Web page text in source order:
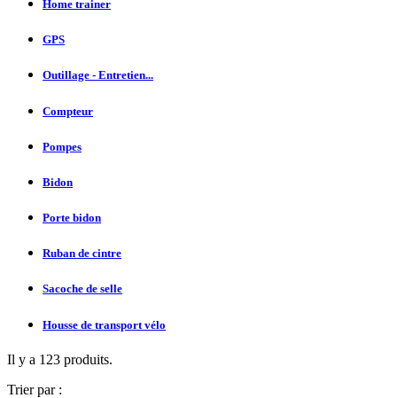
Home trainer
GPS
Outillage - Entretien...
Compteur
Pompes
Bidon
Porte bidon
Ruban de cintre
Sacoche de selle
Housse de transport vélo
Il y a 123 produits.
Trier par :